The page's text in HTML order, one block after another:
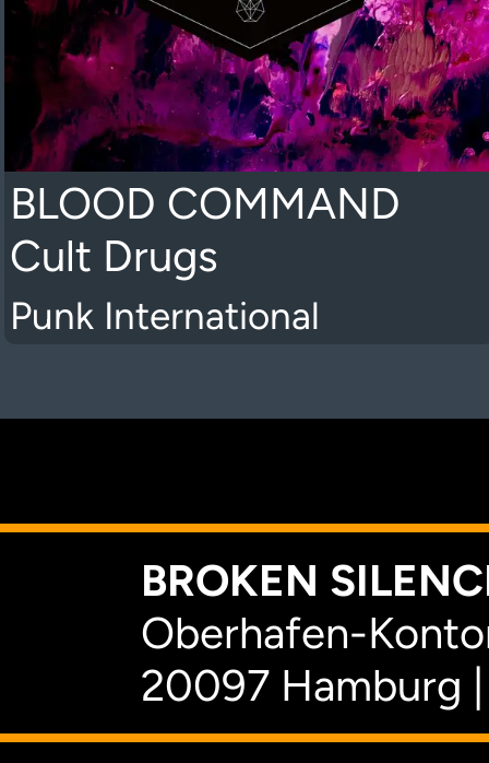
BLOOD COMMAND
Cult Drugs
Punk International
BROKEN
Oberhafen-
20097 Hamburg